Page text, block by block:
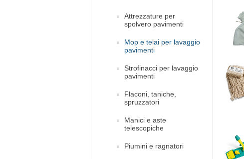
Attrezzature per
spolvero pavimenti
Mop e telai per lavaggio
pavimenti
Strofinacci per lavaggio
pavimenti
Flaconi, taniche,
spruzzatori
Manici e aste
telescopiche
Piumini e ragnatori